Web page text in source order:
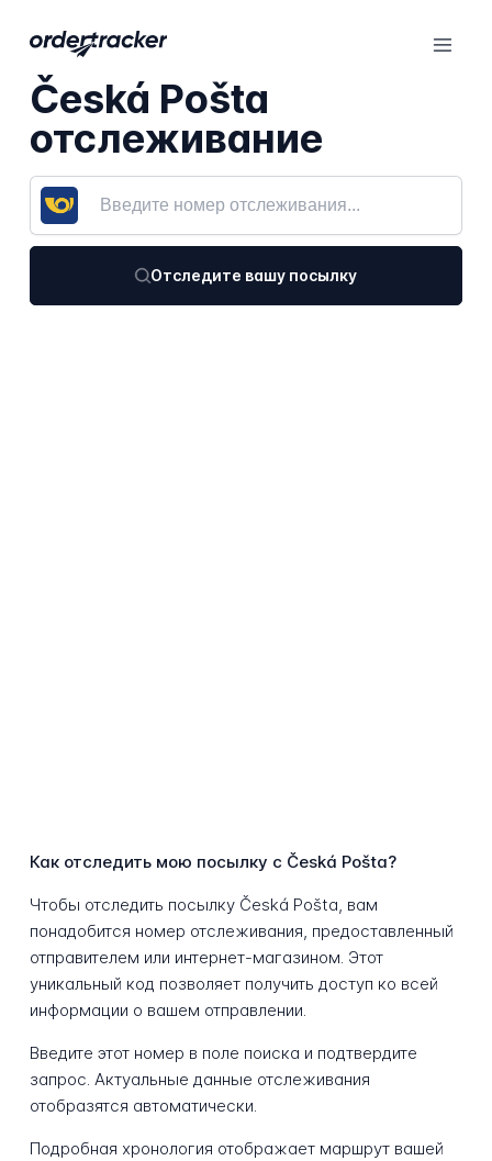
Česká Pošta
отслеживание
Отследите вашу посылку
Как отследить мою посылку с Česká Pošta?
Чтобы отследить посылку Česká Pošta, вам
понадобится номер отслеживания, предоставленный
отправителем или интернет-магазином. Этот
уникальный код позволяет получить доступ ко всей
информации о вашем отправлении.
Введите этот номер в поле поиска и подтвердите
запрос. Актуальные данные отслеживания
отобразятся автоматически.
Подробная хронология отображает маршрут вашей